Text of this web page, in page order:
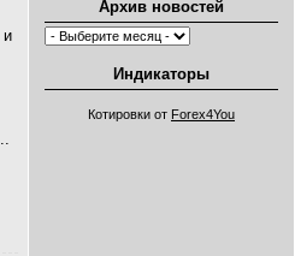
и
Архив новостей
Индикаторы
Котировки от Forex4You